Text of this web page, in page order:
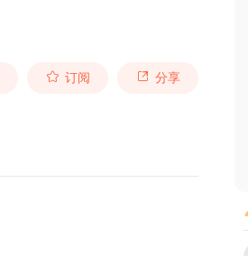
订阅 分享